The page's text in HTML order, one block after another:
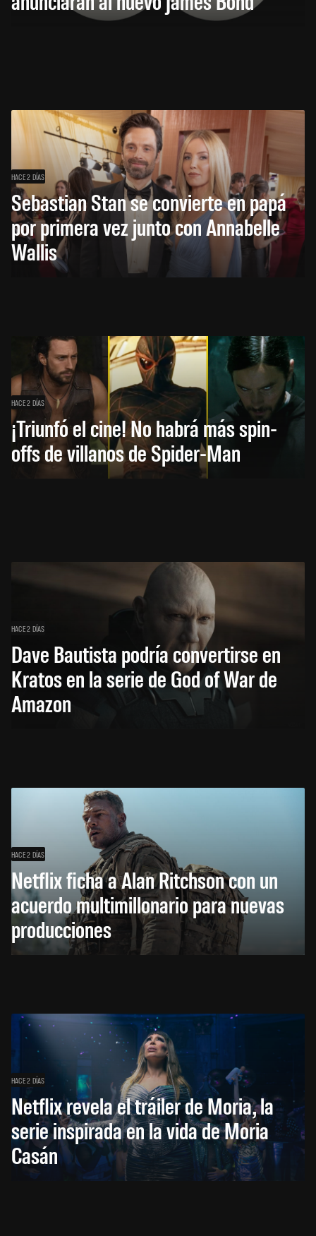
HACE 2 DÍAS
Sebastian Stan se convierte en papá
por primera vez junto con Annabelle
Wallis
HACE 2 DÍAS
¡Triunfó el cine! No habrá más spin-
offs de villanos de Spider-Man
HACE 2 DÍAS
Dave Bautista podría convertirse en
Kratos en la serie de God of War de
Amazon
HACE 2 DÍAS
Netflix ficha a Alan Ritchson con un
acuerdo multimillonario para nuevas
producciones
HACE 2 DÍAS
Netflix revela el tráiler de Moria, la
serie inspirada en la vida de Moria
Casán